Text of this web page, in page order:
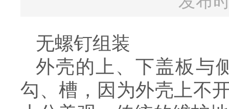
无螺钉组装
外壳的上、下盖板与
勾、槽，因为外壳上不